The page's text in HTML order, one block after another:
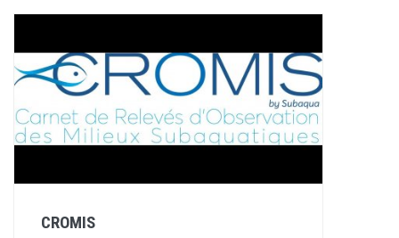
CROMIS